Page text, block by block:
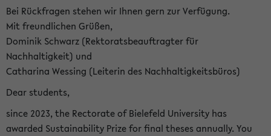
Bei Rückfragen stehen wir Ihnen gern zur Verfügung.
Mit freundlichen Grüßen,
Dominik Schwarz (Rektoratsbeauftragter für
Nachhaltigkeit) und
Catharina Wessing (Leiterin des Nachhaltigkeitsbüros)
Dear students,
since 2023, the Rectorate of Bielefeld University has
awarded Sustainability Prize for final theses annually. You